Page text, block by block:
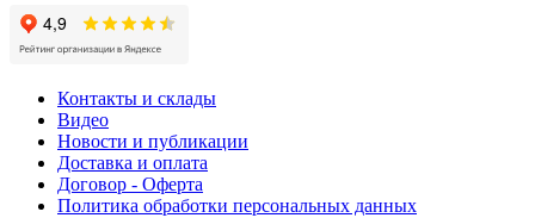
Контакты и склады
Видео
Новости и публикации
Доставка и оплата
Договор - Оферта
Политика обработки персональных данных